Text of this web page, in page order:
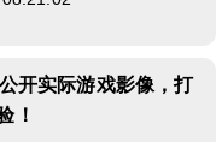
开实际游戏影像，打
！